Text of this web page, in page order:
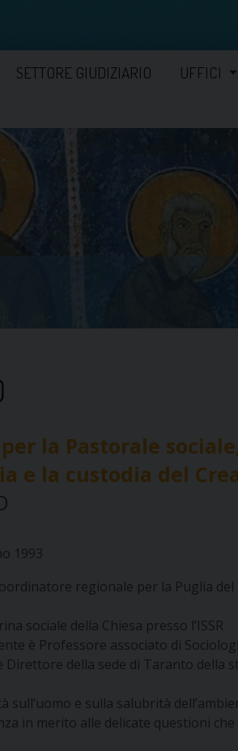
SETTORE GIUDIZIARIO UFFICI
la Pastorale
e la custodia del
1993
regionale per la Puglia del
sociale della Chiesa presso l’ISSR
è Professore associato di
Direttore della sede di Taranto della
sull’uomo e sulla salubrità
in merito alle delicate questioni che